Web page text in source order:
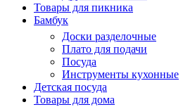
Товары для пикника
Бамбук
Доски разделочные
Плато для подачи
Посуда
Инструменты кухонные
Детская посуда
Товары для дома